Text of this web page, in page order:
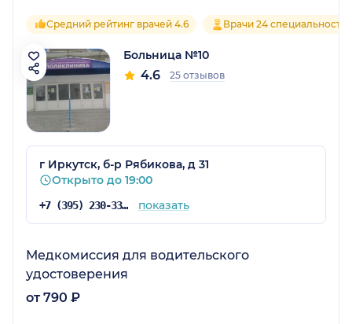
Средний рейтинг врачей 4.6 Врачи 24
Больница №10
4.6 25 отзывов
г Иркутск, б-р Рябикова, д 31
Открыто до 19:00
+7 (395) 230-33-52 показать
Медкомиссия для водительского
удостоверения
от 790 ₽